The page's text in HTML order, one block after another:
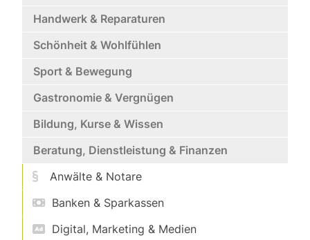
Handwerk & Reparaturen
Schönheit & Wohlfühlen
Sport & Bewegung
Gastronomie & Vergnügen
Bildung, Kurse & Wissen
Beratung, Dienstleistung & Finanzen
Anwälte & Notare
Banken & Sparkassen
Digital, Marketing & Medien